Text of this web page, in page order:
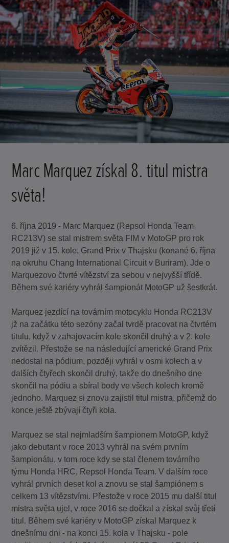
Marc Marquez získal 8. titul mistra
světa!
6. října 2019 - Marc Marquez (Repsol Honda Team
RC213V) se stal mistrem světa FIM v MotoGP pro rok
2019 již v 15. kole, Grand Prix v Thajsku (konané 6. října
na okruhu Chang International Circuit v Buriram). Jde o
Marquezovo čtvrté vítězství za sebou v nejvyšší třídě.
Během své kariéry vyhrál šampionát MotoGP už šestkrát.
Marquez jezdící na továrním motocyklu Honda RC213V
jž na začátku této sezóny začal tvrdě pracovat na čtvrtém
titulu, když v zahajovacím kole skončil druhý a v 2. kole
zvítězil. Přestože se na následující americké Grand Prix
nedostal na pódium, později vyhrál v osmi kolech a v
dalších čtyřech skončil druhý, takže do dnešního dne
skončil na pódiu a sbíral body ve všech kolech kromě
jednoho. Marquez si znovu zajistil titul mistra, přičemž do
konce ještě zbývají čtyři kola.
Marquez se stal nejmladším šampionem MotoGP, když
jako debutant v roce 2013 vyhrál na svém prvním
šampionátu, v tom roce kdy se stal členem továrního
týmu Honda HRC, Repsol Honda Team. V dalším roce
vyhrál prvních deset kol a znovu se stal šampiónem s
celkem 13 vítězstvími. Přestože v roce 2015 mu další titul
mistra světa ujel, v roce 2016 se dočkal a získal svůj třetí
titul. Během své kariéry v MotoGP získal Marquez k
dnešnímu dni - na konci 15. kola v Thajsku - pole